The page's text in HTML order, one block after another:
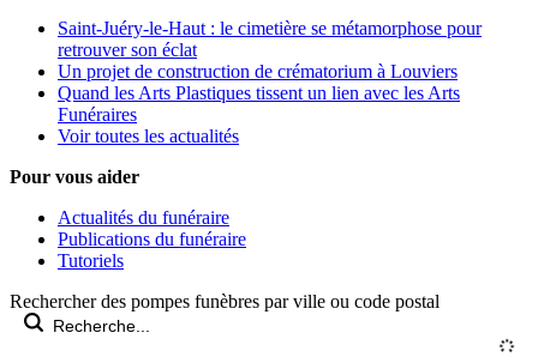
Saint-Juéry-le-Haut : le cimetière se métamorphose pour
retrouver son éclat
Un projet de construction de crématorium à Louviers
Quand les Arts Plastiques tissent un lien avec les Arts
Funéraires
Voir toutes les actualités
Pour vous aider
Actualités du funéraire
Publications du funéraire
Tutoriels
Rechercher des pompes funèbres par ville ou code postal